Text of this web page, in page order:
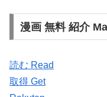
漫画 無料 紹介
読む Read
取得 Get